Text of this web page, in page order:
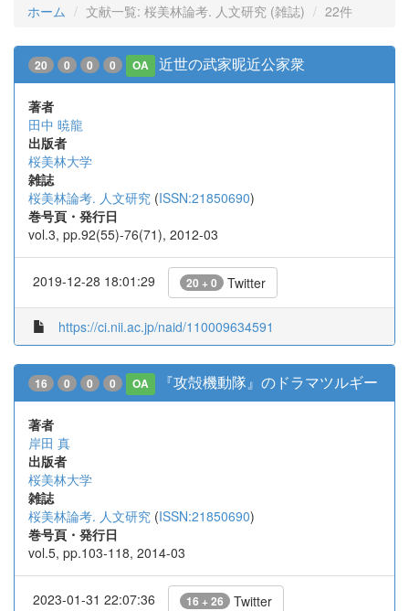
ホーム 文献一覧: 桜美林論考. 人文研究 (雑誌) 22件
20 0 0 0 OA 近世の武家昵近公家衆
著者
田中 暁龍
出版者
桜美林大学
雑誌
桜美林論考. 人文研究 (ISSN:21850690)
巻号頁・発行日
vol.3, pp.92(55)-76(71), 2012-03
2019-12-28 18:01:29 20 + 0 Twitter
https://ci.nii.ac.jp/naid/110009634591
16 0 0 0 OA 『攻殻機動隊』のドラマツルギー
著者
岸田 真
出版者
桜美林大学
雑誌
桜美林論考. 人文研究 (ISSN:21850690)
巻号頁・発行日
vol.5, pp.103-118, 2014-03
2023-01-31 22:07:36 16 + 26 Twitter